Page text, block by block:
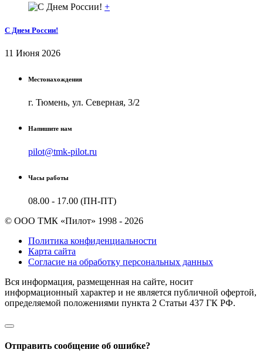
+
С Днем России!
11 Июня 2026
Местонахождения
г. Тюмень, ул. Северная, 3/2
Напишите нам
pilot@tmk-pilot.ru
Часы работы
08.00 - 17.00 (ПН-ПТ)
© ООО ТМК «Пилот» 1998 - 2026
Политика конфиденциальности
Карта сайта
Согласие на обработку персональных данных
Вся информация, размещенная на сайте, носит
информационный характер и не является публичной офертой,
определяемой положениями пункта 2 Cтатьи 437 ГК РФ.
Отправить сообщение об ошибке?